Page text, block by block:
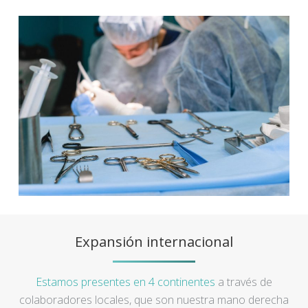
Expansión internacional
Estamos presentes en 4 continentes a través de
colaboradores locales, que son nuestra mano derecha